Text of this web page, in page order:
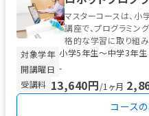
マスターコースは、小
講座で、プログラミン
格的な学習に取り組みます。 レギュラーコースで
プログラ...
対象学年 小学5年生〜中学3年生
開講曜日 -
受講料 13,640円/1ヶ月
コース